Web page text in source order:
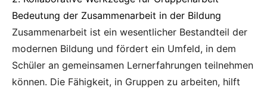
Bedeutung der Zusammenarbeit in der Bildung
Zusammenarbeit ist ein wesentlicher Bestandteil der
modernen Bildung und fördert ein Umfeld, in dem
Schüler an gemeinsamen Lernerfahrungen teilnehmen
können. Die Fähigkeit, in Gruppen zu arbeiten, hilft